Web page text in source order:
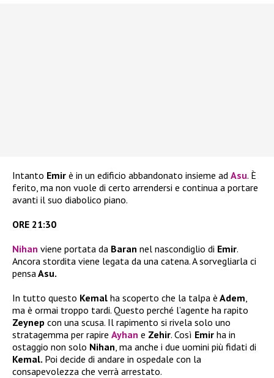
Intanto Emir è in un edificio abbandonato insieme ad Asu. È
ferito, ma non vuole di certo arrendersi e continua a portare
avanti il suo diabolico piano.
ORE 21:30
Nihan viene portata da Baran nel nascondiglio di Emir.
Ancora stordita viene legata da una catena. A sorvegliarla ci
pensa Asu.
In tutto questo Kemal ha scoperto che la talpa è Adem
ma è ormai troppo tardi. Questo perché l’agente ha rapito
Zeynep con una scusa. Il rapimento si rivela solo uno
stratagemma per rapire Ayhan e Zehir. Così Emir ha in
ostaggio non solo Nihan , ma anche i due uomini più fidati di
Kemal. Poi decide di andare in ospedale con la
consapevolezza che verrà arrestato.